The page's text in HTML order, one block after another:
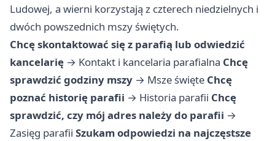
Ludowej, a wierni korzystają z czterech niedzielnych i
dwóch powszednich mszy świętych.
Chcę skontaktować się z parafią lub odwiedzić
kancelarię → Kontakt i kancelaria parafialna Chcę
sprawdzić godziny mszy → Msze święte Chcę
poznać historię parafii → Historia parafii Chcę
sprawdzić, czy mój adres należy do parafii →
Zasięg parafii Szukam odpowiedzi na najczęstsze